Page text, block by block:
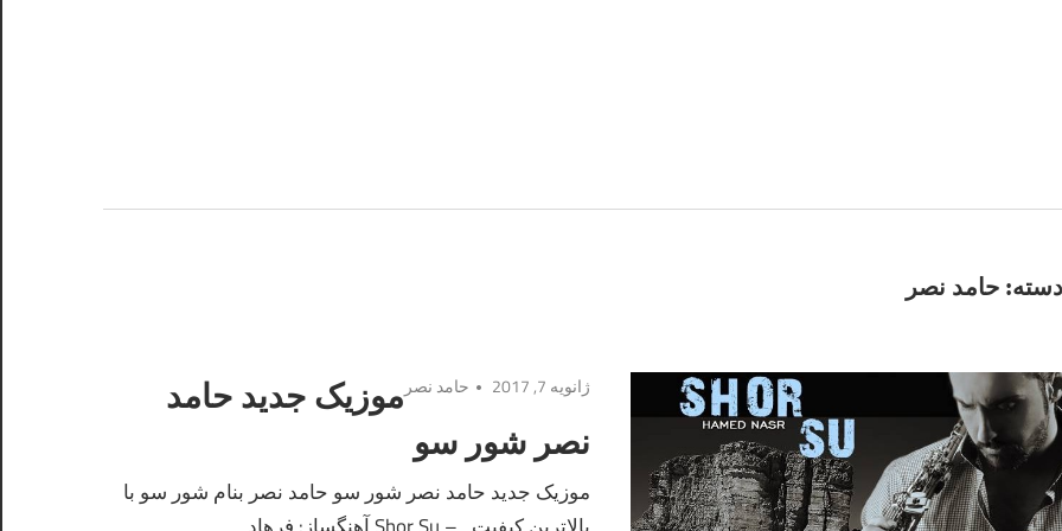
دسته:حامد نصر
ژانویه 7, 2017 حامد نصرموزیک جدید حامد
نصر شور سو
موزیک جدید حامد نصر شور سو حامد نصر بنام شور سو با